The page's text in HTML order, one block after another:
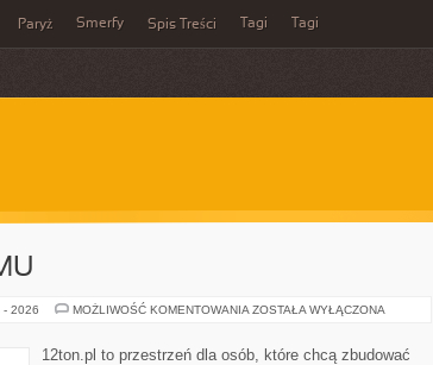
Paryż Smerfy Spis Treści Tagi Tagi
- 2026 MOŻLIWOŚĆ KOMENTOWANIA TRENINGI
ZOSTAŁA WYŁĄCZONA
12ton.pl to przestrzeń dla osób, które chcą zbudować